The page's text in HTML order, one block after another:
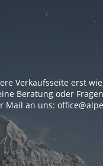
Verkaufsseite erst
Beratung oder
Mail an uns: